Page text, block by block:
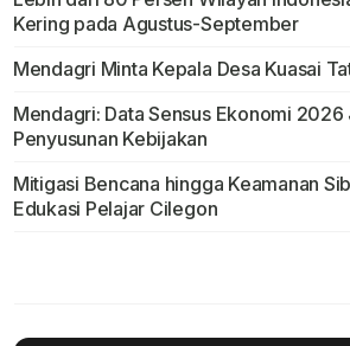
Kering pada Agustus-September
Mendagri Minta Kepala Desa Kuasai
Mendagri: Data Sensus Ekonomi 2026
Penyusunan Kebijakan
Mitigasi Bencana hingga Keamanan
Edukasi Pelajar Cilegon